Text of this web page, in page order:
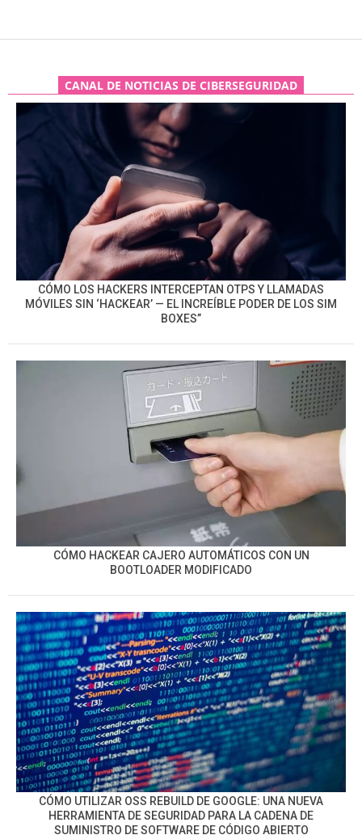
CANAL DE NOTICIAS DE CIBERSEGURIDAD
CÓMO LOS HACKERS INTERCEPTAN OTPS Y LLAMADAS
MÓVILES SIN ‘HACKEAR’ — EL INCREÍBLE PODER DE LOS SIM
BOXES”
CÓMO HACKEAR CAJERO AUTOMÁTICOS CON UN
BOOTLOADER MODIFICADO
CÓMO UTILIZAR OSS REBUILD DE GOOGLE: UNA NUEVA
HERRAMIENTA DE SEGURIDAD PARA LA CADENA DE
SUMINISTRO DE SOFTWARE DE CÓDIGO ABIERTO